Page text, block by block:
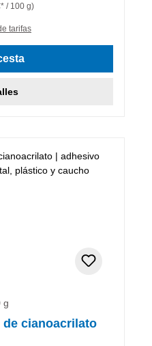
/ 100 g)
tarifas
g
de cianoacrilato